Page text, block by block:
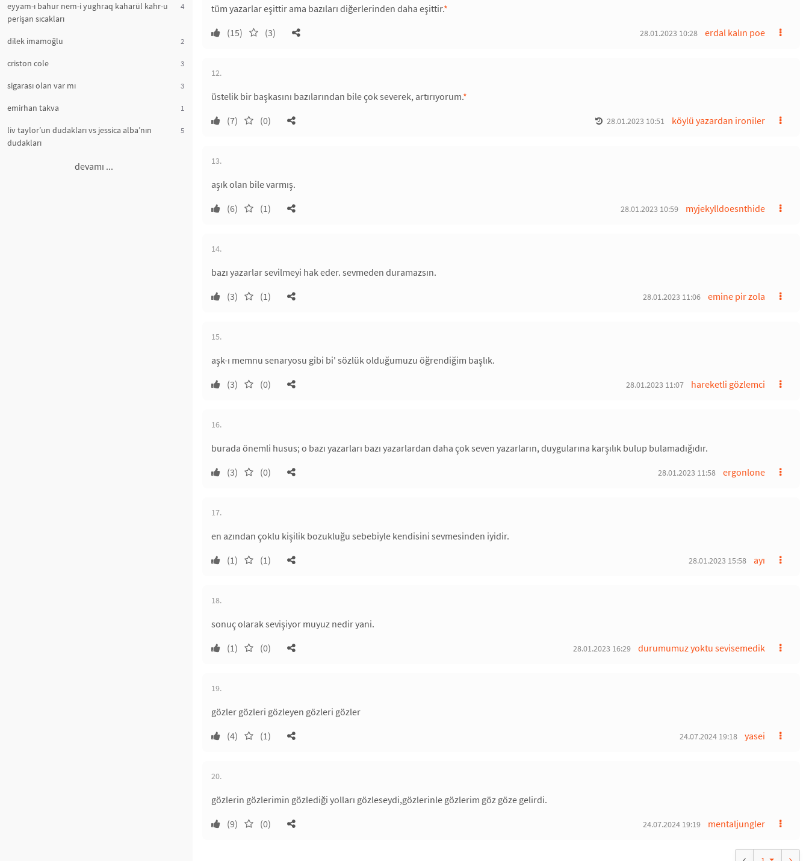
eyyam-ı bahur nem-i yughraq kaharül kahr-u
perişan sıcakları
4
dilek imamoğlu 2
criston cole 3
sigarası olan var mı 3
emirhan takva 1
liv taylor’un dudakları vs jessica alba’nın
dudakları
5
devamı ...
tüm yazarlar eşittir ama bazıları diğerlerinden daha eşittir.*
(15)
(3) erdal kalın poe
28.01.2023 10:28
12.
üstelik bir başkasını bazılarından bile çok severek, artırıyorum.*
(7)
(0) köylü yazardan ironiler
28.01.2023 10:51
13.
aşık olan bile varmış.
(6)
(1) myjekylldoesnthide
28.01.2023 10:59
14.
bazı yazarlar sevilmeyi hak eder. sevmeden duramazsın.
(3)
(1) emine pir zola
28.01.2023 11:06
15.
aşk-ı memnu senaryosu gibi bi' sözlük olduğumuzu öğrendiğim başlık.
(3)
(0) hareketli gözlemci
28.01.2023 11:07
16.
burada önemli husus; o bazı yazarları bazı yazarlardan daha çok seven yazarların, duygularına karşılık bulup bulamadığıdır.
(3)
(0) ergonlone
28.01.2023 11:58
17.
en azından çoklu kişilik bozukluğu sebebiyle kendisini sevmesinden iyidir.
(1)
(1) ayı
28.01.2023 15:58
18.
sonuç olarak sevişiyor muyuz nedir yani.
(1)
(0) durumumuz yoktu sevisemedik
28.01.2023 16:29
19.
gözler gözleri gözleyen gözleri gözler
(4)
(1) yasei
24.07.2024 19:18
20.
gözlerin gözlerimin gözlediği yolları gözleseydi,gözlerinle gözlerim göz göze gelirdi.
(9)
(0) mentaljungler
24.07.2024 19:19